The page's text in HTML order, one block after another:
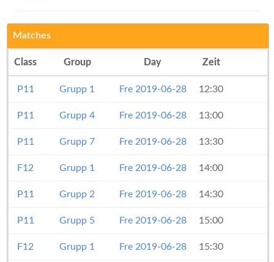
Matches
Class Group Day Zeit
P11 Grupp 1 Fre 2019-06-28 12:30
P11 Grupp 4 Fre 2019-06-28 13:00
P11 Grupp 7 Fre 2019-06-28 13:30
F12 Grupp 1 Fre 2019-06-28 14:00
P11 Grupp 2 Fre 2019-06-28 14:30
P11 Grupp 5 Fre 2019-06-28 15:00
F12 Grupp 1 Fre 2019-06-28 15:30